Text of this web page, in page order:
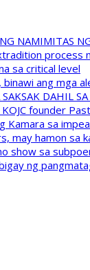
NAMIMITAS
process
sa critical level
ang mga
DAHIL
founder
Kamara sa
may hamon sa
show sa
ng